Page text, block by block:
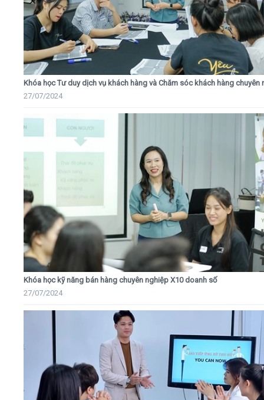
Khóa học Tư duy dịch vụ khách hàng và Chăm sóc khách hàng chuyên
27/07/2024
Khóa học kỹ năng bán hàng chuyên nghiệp X10 doanh số
27/07/2024